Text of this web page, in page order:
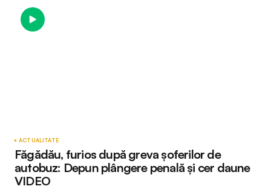
ACTUALITATE
Făgădău, furios după greva șoferilor de
autobuz: Depun plângere penală și cer daune
VIDEO